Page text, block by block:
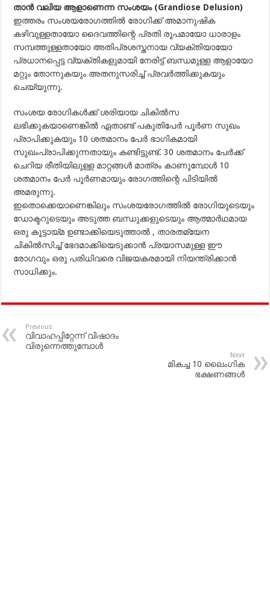
താന്‍ വലിയ ആളാണെന്ന സംശയം (Grandiose Delusion)
ഇത്തരം സംശയരോഗത്തില്‍ രോഗിക്ക് അമാനുഷിക
കഴിവുള്ളതായോ ദൈവത്തിന്റെ പ്രതി രൂപമായോ ധാരാളം
സമ്പത്തുള്ളതായോ അതിപ്രശസ്തനായ വ്യക്തിയായോ
പ്രധാനപ്പെട്ട വ്യക്തികളുമായി നേരിട്ട് ബന്ധമുള്ള ആളായോ
മറ്റും തോന്നുകയും അതനുസരിച്ച് പ്രവര്‍ത്തിക്കുകയും
ചെയ്യുന്നു.
സംശയ രോഗികള്‍ക്ക് ശരിയായ ചികില്‍സ
ലഭിക്കുകയാണെങ്കില്‍ ഏതാണ്ട് പകുതിപേര്‍ പൂര്‍ണ സുഖം
പ്രാപിക്കുകയും 10 ശതമാനം പേര്‍ ഭാഗികമായി
സുഖംപ്രാപിക്കുന്നതായും കണ്ടിട്ടുണ്ട്. 30 ശതമാനം പേര്‍ക്ക്
ചെറിയ രീതിയിലുള്ള മാറ്റങ്ങള്‍ മാത്രം കാണുമ്പോള്‍ 10
ശതമാനം പേര്‍ പൂര്‍ണമായും രോഗത്തിന്റെ പിടിയില്‍
അമരുന്നു.
ഇതൊക്കെയാണെങ്കിലും സംശയരോഗത്തില്‍ രോഗിയുടെയും
ഡോക്ടറുടെയും അടുത്ത ബന്ധുക്കളുടെയും ആത്മാര്‍ഥമായ
ഒരു കൂട്ടായ്മ ഉണ്ടാക്കിയെടുത്താല്‍ , താരതമ്യേന
ചികില്‍സിച്ച് ഭേദമാക്കിയെടുക്കാന്‍ പ്രയാസമുള്ള ഈ
രോഗവും ഒരു പരിധിവരെ വിജയകരമായി നിയന്ത്രിക്കാന്‍
സാധിക്കും.
Previous
വിവാഹപ്പിറ്റേന്ന് വിഷാദം
വിരുന്നെത്തുമ്പോള്‍
Next
മികച്ച 10 ലൈംഗിക
ഭക്ഷണങ്ങള്‍